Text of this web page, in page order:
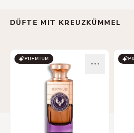
DÜFTE MIT KREUZKÜMMEL
PREMIUM